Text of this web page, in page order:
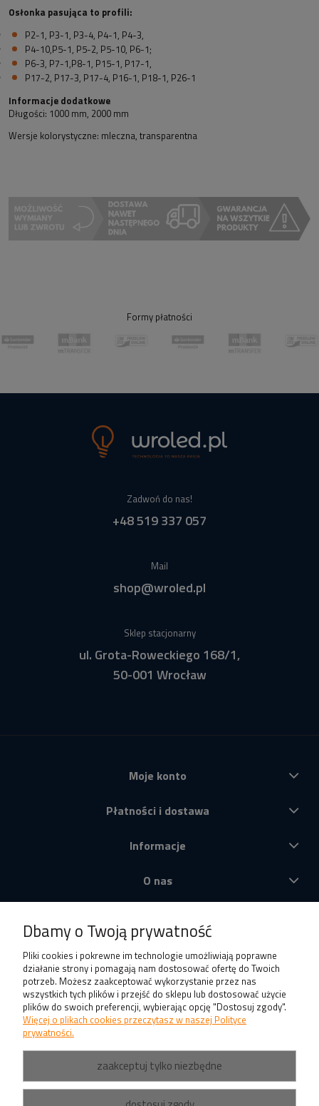
Osłonka pasująca to profili:
P2-1, P3-1, P3-4, P4-1, P4-3,
P4-10,P5-1, P5-2, P5-10, P6-1;
P6-3, P7-1,P8-1, P15-1, P17-1,
P17-2, P17-3, P17-4, P16-1, P18-1, P26-1
Informacje dodatkowe
Długości: 1000 mm, 2000 mm
Wersje kolorystyczne: mleczna, transparentna
Formy płatności
Zadwoń do nas!
+48 519 337 057
Mail
shop@wroled.pl
Sklep stacjonarny
ul. Grota-Roweckiego 168/1,
50-001 Wrocław
Moje konto
Płatności i dostawa
Informacje
O nas
Dbamy o Twoją prywatność
Pliki cookies i pokrewne im technologie umożliwiają poprawne
działanie strony i pomagają nam dostosować ofertę do Twoich
potrzeb. Możesz zaakceptować wykorzystanie przez nas
wszystkich tych plików i przejść do sklepu lub dostosować użycie
plików do swoich preferencji, wybierając opcję "Dostosuj zgody".
Więcej o plikach cookies przeczytasz w naszej Polityce
prywatności.
zaakceptuj tylko niezbędne